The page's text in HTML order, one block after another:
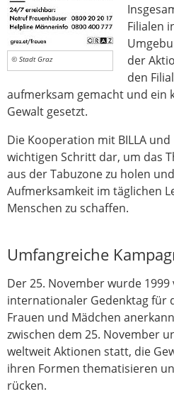
© Stadt Graz
Filialen
der
den
aufmerksam gemacht und ein
Gewalt gesetzt.
Die Kooperation mit BILLA und
wichtigen Schritt dar, um das
aus der Tabuzone zu holen
Aufmerksamkeit im täglichen
Menschen zu schaffen.
Umfangreiche
Der 25. November wurde
internationaler Gedenktag für
Frauen und Mädchen
zwischen dem 25. November
weltweit Aktionen statt, die
ihren Formen thematisieren
rücken.